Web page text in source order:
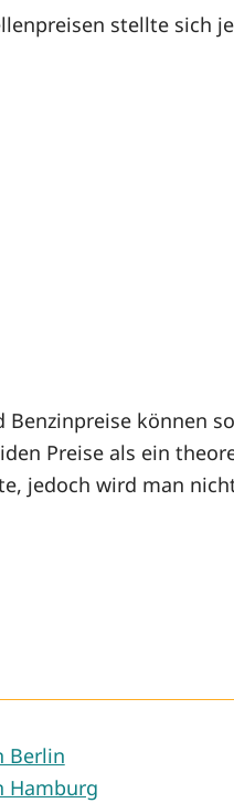
stellte sich
können
Preise als ein
jedoch wird man
Berlin
Hamburg